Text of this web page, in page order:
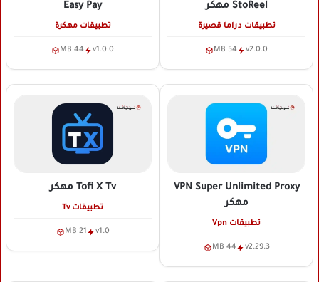
StoReel مهكر
تطبيقات دراما قصيرة
v2.0.0
54 MB
Easy Pay
تطبيقات مهكرة
v1.0.0
44 MB
VPN Super Unlimited Proxy
مهكر
تطبيقات Vpn
v2.29.3
44 MB
Tofi X Tv مهكر
تطبيقات Tv
v1.0
21 MB